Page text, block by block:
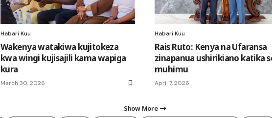
Habari Kuu
Wakenya watakiwa kujitokeza
kwa wingi kujisajili kama wapiga
kura
March 30, 2026
Habari Kuu
Rais Ruto: Kenya na Ufaransa
zinapanua ushirikiano katika
muhimu
April 7, 2026
Show More